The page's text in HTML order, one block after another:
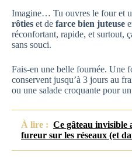
Imagine… Tu ouvres le four et
rôties et de farce bien juteuse
réconfortant, rapide, et surtout,
sans souci.
Fais-en une belle fournée. Une
conservent jusqu’à 3 jours au
ou une salade croquante pour
À lire : Ce gâteau invisible
fureur sur les réseaux (et